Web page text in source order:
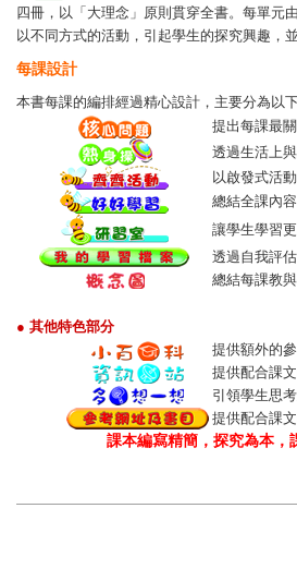
四冊，以「大理念」原則貫穿全書。每單元
以不同方式的活動，引起學生的探究興趣，
每課設計
本書每課的編排經過精心設計，主要分為以
提出每課最
透過生活上
以啟發式活
總結全課內
讓學生學習
透過自我評
總結每課教
● 其他特色部分
提供額外的
提供配合課
引領學生思
提供配合課
課本編寫精簡，探究為本，